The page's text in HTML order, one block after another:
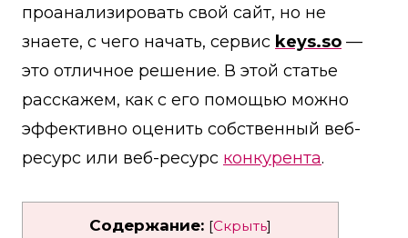
проанализировать свой сайт, но не
знаете, с чего начать, сервис keys.so —
это отличное решение. В этой статье
расскажем, как с его помощью можно
эффективно оценить собственный веб-
ресурс или веб-ресурс конкурента.
Содержание: [Скрыть]